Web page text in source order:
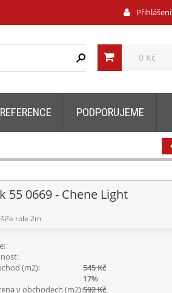
Přihlášení
0 Kč
REFERENCE PODPORUJEME
55 0669 - Chene Light
role 2m
(m2):
545 Kč
17%
v obchodech (m2):592 Kč